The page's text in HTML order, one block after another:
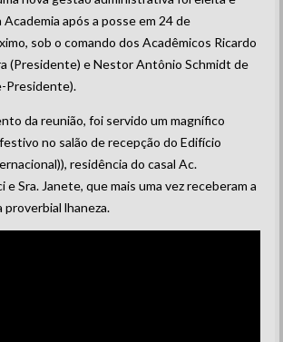
após a posse em 24 de
sob o comando dos Acadêmicos Ricardo
(Presidente) e Nestor Antônio Schmidt de
Presidente).
da reunião, foi servido um magnífico
no salão de recepção do Edifício
residência do casal Ac.
e Sra. Janete, que mais uma vez receberam a
proverbial lhaneza.